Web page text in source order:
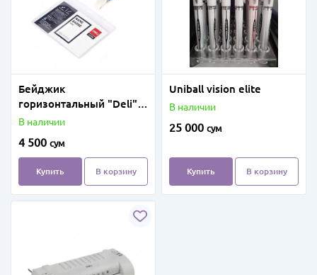
Бейджик
горизонтальный "Deli"
115x93mm
В наличии
4 500 сум
Купить В корзину
Uniball vision elite
В наличии
25 000 сум
Купить В корзину